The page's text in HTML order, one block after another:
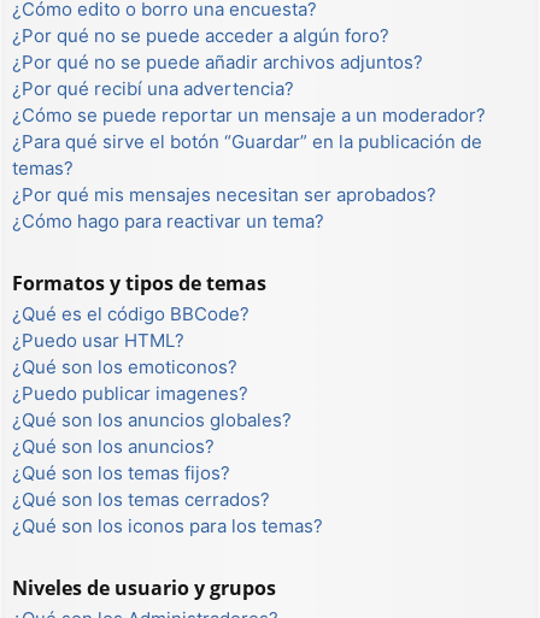
¿Cómo edito o borro una encuesta?
¿Por qué no se puede acceder a algún foro?
¿Por qué no se puede añadir archivos adjuntos?
¿Por qué recibí una advertencia?
¿Cómo se puede reportar un mensaje a un moderador?
¿Para qué sirve el botón “Guardar” en la publicación de
temas?
¿Por qué mis mensajes necesitan ser aprobados?
¿Cómo hago para reactivar un tema?
Formatos y tipos de temas
¿Qué es el código BBCode?
¿Puedo usar HTML?
¿Qué son los emoticonos?
¿Puedo publicar imagenes?
¿Qué son los anuncios globales?
¿Qué son los anuncios?
¿Qué son los temas fijos?
¿Qué son los temas cerrados?
¿Qué son los iconos para los temas?
Niveles de usuario y grupos